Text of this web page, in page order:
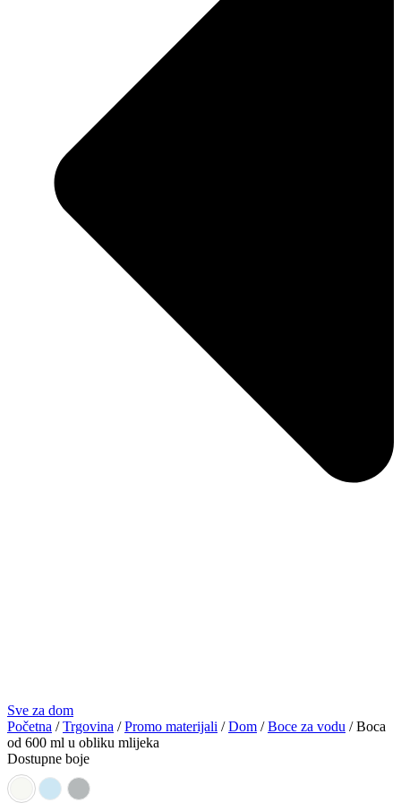
Sve za dom
Početna /Trgovina /Promo materijali /Dom /Boce za vodu / Boca
od 600 ml u obliku mlijeka
Dostupne boje